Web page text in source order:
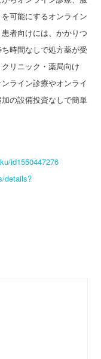
可能にするオンライン
者向けには、かかりつ
時間なしで処方薬が受
リニック・薬局向け
ライン診療やオンライ
の設備投資なしで簡単
id1550447276
details?